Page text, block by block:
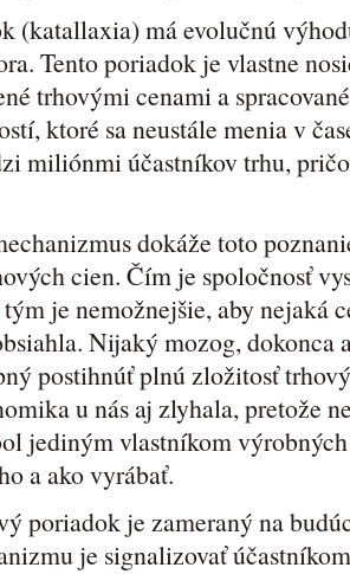
(katallaxia) má evolučnú
Tento poriadok je vlastne
trhovými cenami a
ktoré sa neustále menia v
miliónmi účastníkov trhu,
dokáže toto
cien. Čím je spoločnosť
je nemožnejšie, aby nejaká
Nijaký mozog, dokonca
postihnúť plnú zložitosť
u nás aj zlyhala, pretože
jediným vlastníkom
a ako vyrábať.
poriadok je zameraný na
je signalizovať